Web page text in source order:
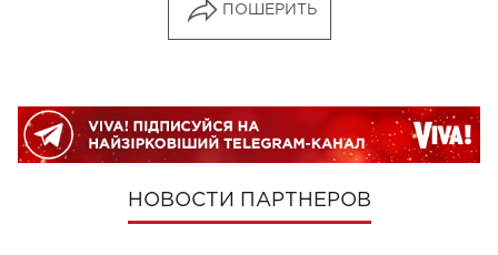
ПОШЕРИТЬ
НОВОСТИ ПАРТНЕРОВ